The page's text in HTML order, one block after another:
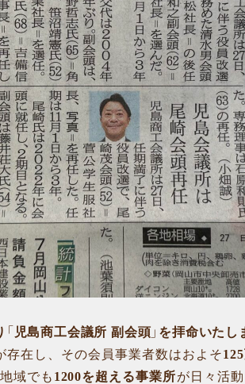
児島商工会議所 副会頭」を拝命いたし
存在し、その会員事業者数はおよそ
域でも 1200を超える事業所が日々活